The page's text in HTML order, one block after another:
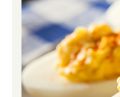
die